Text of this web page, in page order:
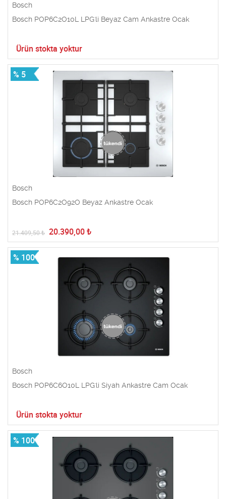
Bosch
Bosch POP6C2O10L LPG'li Beyaz Cam Ankastre Ocak
Ürün stokta yoktur
% 5
Bosch
Bosch POP6C2O92O Beyaz Ankastre Ocak
21.409,50₺ 20.390,00 ₺
% 100
Bosch
Bosch POP6C6O10L LPG'li Siyah Ankastre Cam Ocak
Ürün stokta yoktur
% 100